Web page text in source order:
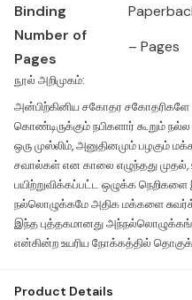
Binding
Number of
Pages
– Pages
நூல் அறிமுகம்:
அன்பிற்கினிய சகோதர
கொண்டிருக்கும் நபிகளார் கூறும்
ஒரு முஸ்லிம், அனுதினமும் பழகும்
சவால்கள் என காலை எழுந்தது
பயிற்றுவிக்கப்பட்ட ஒழுக்க நெறிகளை
நல்லொழுக்கமே அதிக மக்களை
இந்த புத்தகமானது
என்கின்ற உயரிய நோக்கத்தில்
Product Details